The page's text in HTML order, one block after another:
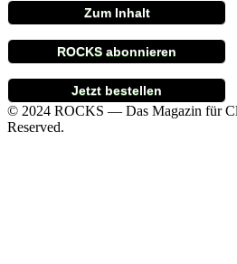
Zum Inhalt
ROCKS abonnieren
Jetzt bestellen
© 2024 ROCKS — Das Magazin für
Reserved.